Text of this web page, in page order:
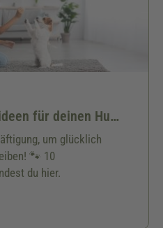
10 Beschäftigungsideen für deinen Hund
um glücklich
🐾 10
du hier.